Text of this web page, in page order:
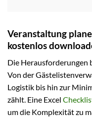
Veranstaltung
kostenlos
Die Herausforderungen
Von der
Logistik bis hin zur
zählt. Eine Excel
um die Komplexität zu